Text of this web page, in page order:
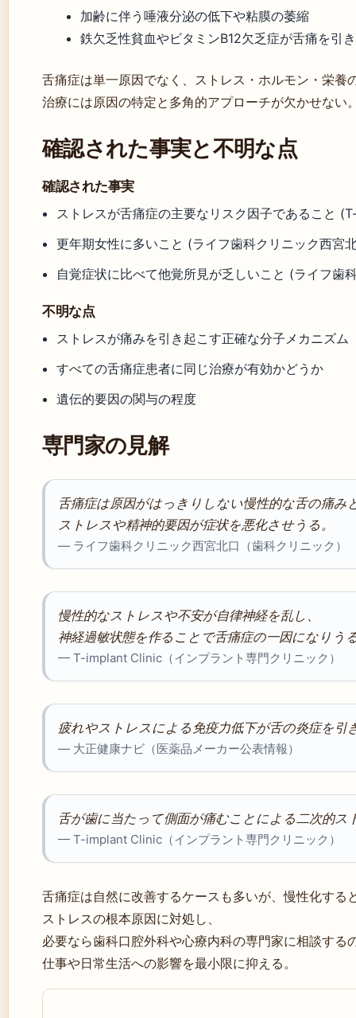
加齢に伴う唾液分泌の低下や粘膜の萎縮
鉄欠乏性貧血やビタミンB12欠乏症が舌痛を引
舌痛症は単一原因でなく、ストレス・ホルモン・栄養
治療には原因の特定と多角的アプローチが欠かせない
確認された事実と不明な点
確認された事実
ストレスが舌痛症の主要なリスク因子であること
更年期女性に多いこと (ライフ歯科クリニック西宮
自覚症状に比べて他覚所見が乏しいこと (ライフ歯
不明な点
ストレスが痛みを引き起こす正確な分子メカニズム
すべての舌痛症患者に同じ治療が有効かどうか
遺伝的要因の関与の程度
専門家の見解
舌痛症は原因がはっきりしない慢性的な舌の痛み
ストレスや精神的要因が症状を悪化させうる。
— ライフ歯科クリニック西宮北口（歯科クリニック）
慢性的なストレスや不安が自律神経を乱し、
神経過敏状態を作ることで舌痛症の一因になりう
— T-implant Clinic（インプラント専門クリニック）
疲れやストレスによる免疫力低下が舌の炎症を引
— 大正健康ナビ（医薬品メーカー公表情報）
舌が歯に当たって側面が痛むことによる二次的
— T-implant Clinic（インプラント専門クリニック）
舌痛症は自然に改善するケースも多いが、慢性化する
ストレスの根本原因に対処し、
必要なら歯科口腔外科や心療内科の専門家に相談する
仕事や日常生活への影響を最小限に抑える。